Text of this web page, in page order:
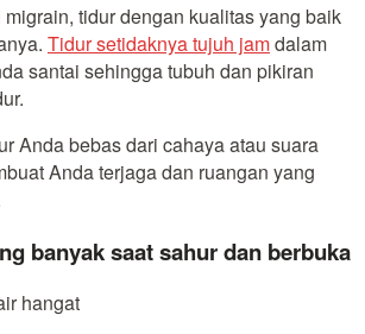
tidur dengan kualitas yang baik
Tidur setidaknya tujuh jamdalam
santai sehingga tubuh dan pikiran
Anda bebas dari cahaya atau suara
Anda terjaga dan ruangan yang
banyak saat sahur dan berbuka